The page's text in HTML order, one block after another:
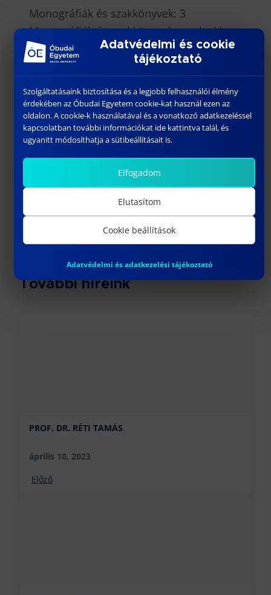
Monográfiák és szakkönyvek: 3
Monográfiák és szakkönyvek amelyekben
fejezetet, vagy részt írt: 2
Műszaki alkotásainak száma: 2
összegzett impact factora: 4.0000
Tudományos közleményekből:
• Külföldön megjelent:80
Tudományos közlemények független
idézettségi száma: 36
További híreink
PROF. DR. RÉTI TAMÁS
április 10, 2023
Előző
Adatvédelmi és cookie
tájékoztató
Szolgáltatásaink biztosítása és a legjobb felhasználói élmény
érdekében az Óbudai Egyetem cookie-kat használ ezen az
oldalon. A cookie-k használatával és a vonatkozó adatkezeléssel
kapcsolatban további információkat ide kattintva talál, és
ugyanitt módosíthatja a sütibeállításait is.
Elfogadom
Elutasítom
Cookie beállítások
Adatvédelmi és adatkezelési tájékoztató